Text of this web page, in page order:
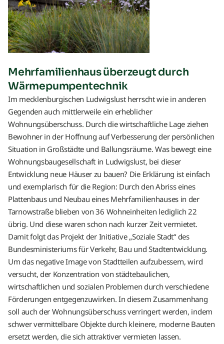
Mehrfamilienhaus überzeugt durch
Wärmepumpentechnik
Im mecklenburgischen Ludwigslust herrscht wie in anderen
Gegenden auch mittlerweile ein erheblicher
Wohnungsüberschuss. Durch die wirtschaftliche Lage ziehen
Bewohner in der Hoffnung auf Verbesserung der persönlichen
Situation in Großstädte und Ballungsräume. Was bewegt eine
Wohnungsbaugesellschaft in Ludwigslust, bei dieser
Entwicklung neue Häuser zu bauen? Die Erklärung ist einfach
und exemplarisch für die Region: Durch den Abriss eines
Plattenbaus und Neubau eines Mehrfamilienhauses in der
Tarnowstraße blieben von 36 Wohneinheiten lediglich 22
übrig. Und diese waren schon nach kurzer Zeit vermietet.
Damit folgt das Projekt der Initiative „Soziale Stadt“ des
Bundesministeriums für Verkehr, Bau und Stadtentwicklung.
Um das negative Image von Stadtteilen aufzubessern, wird
versucht, der Konzentration von städtebaulichen,
wirtschaftlichen und sozialen Problemen durch verschiedene
Förderungen entgegenzuwirken. In diesem Zusammenhang
soll auch der Wohnungsüberschuss verringert werden, indem
schwer vermittelbare Objekte durch kleinere, moderne Bauten
ersetzt werden, die sich attraktiver vermieten lassen.